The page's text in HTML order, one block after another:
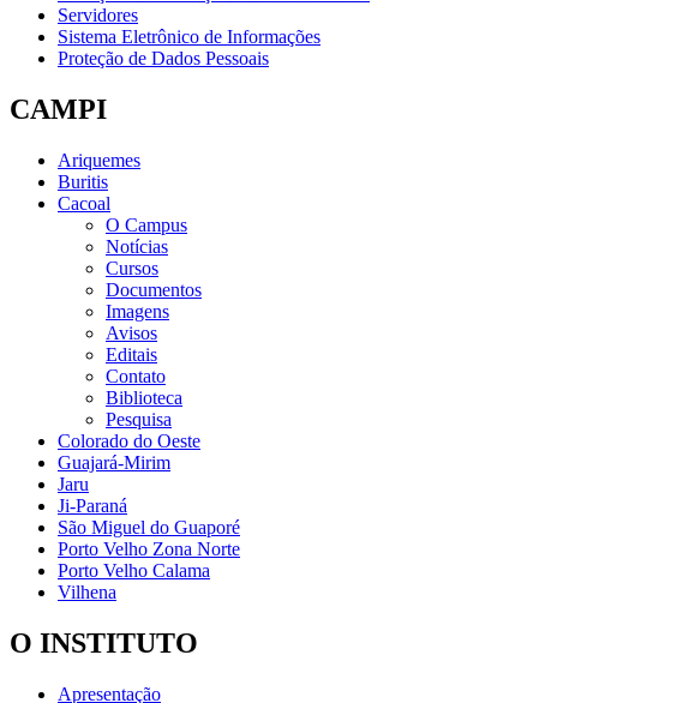
Servidores
Sistema Eletrônico de Informações
Proteção de Dados Pessoais
CAMPI
Ariquemes
Buritis
Cacoal
O Campus
Notícias
Cursos
Documentos
Imagens
Avisos
Editais
Contato
Biblioteca
Pesquisa
Colorado do Oeste
Guajará-Mirim
Jaru
Ji-Paraná
São Miguel do Guaporé
Porto Velho Zona Norte
Porto Velho Calama
Vilhena
O INSTITUTO
Apresentação